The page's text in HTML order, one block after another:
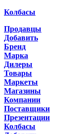
Колбасы
Продавцы
Добавить
Бренд
Марка
Дилеры
Товары
Маркеты
Магазины
Компании
Поставщики
Презентации
Колбасы